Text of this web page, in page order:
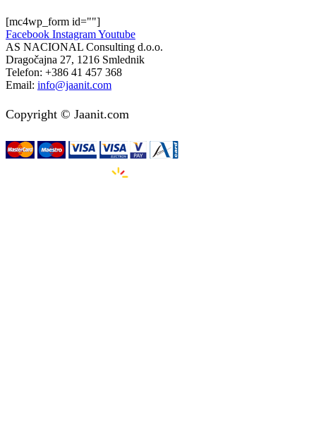
[mc4wp_form id=""]
Facebook InstagramYoutube
AS NACIONAL Consulting d.o.o.
Dragočajna 27, 1216 Smlednik
Telefon: +386 41 457 368
Email: info@jaanit.com
Copyright © Jaanit.com